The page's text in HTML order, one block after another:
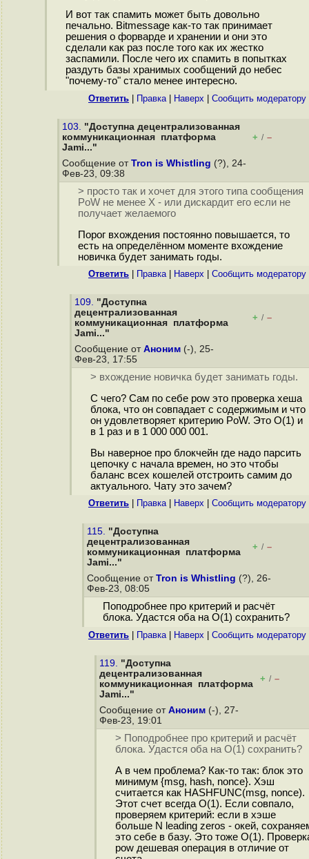
И вот так спамить может быть довольно
печально. Bitmessage как-то так принимает
решения о форварде и хранении и они это
сделали как раз после того как их жестко
заспамили. После чего их спамить в попытках
раздуть базы хранимых сообщений до небес
"почему-то" стало менее интересно.
Ответить Правка| Наверх Cообщить модератору
103. "Доступна децентрализованная
коммуникационная платформа
Jami..."
+ / –
Сообщение от Tron is Whistling (?), 24-
Фев-23, 09:38
> просто так и хочет для этого типа сообщения
PoW не менее X - или дискардит его если не
получает желаемого
Порог вхождения постоянно повышается, то
есть на определённом моменте вхождение
новичка будет занимать годы.
Ответить Правка| Наверх Cообщить модератору
109. "Доступна
децентрализованная
коммуникационная платформа
Jami..."
+ / –
Сообщение от Аноним (-), 25-
Фев-23, 17:55
> вхождение новичка будет занимать годы.
С чего? Сам по себе pow это проверка хеша
блока, что он совпадает с содержимым и что
он удовлетворяет критерию PoW. Это O(1) и
в 1 раз и в 1 000 000 001.
Вы наверное про блокчейн где надо парсить
цепочку с начала времен, но это чтобы
баланс всех кошелей отстроить самим до
актуального. Чату это зачем?
Ответить Правка| Наверх Cообщить модератору
115. "Доступна
децентрализованная
коммуникационная платформа
Jami..."
+ / –
Сообщение от Tron is Whistling (?), 26-
Фев-23, 08:05
Поподробнее про критерий и расчёт
блока. Удастся оба на O(1) сохранить?
Ответить Правка| Наверх Cообщить модератору
119. "Доступна
децентрализованная
коммуникационная платформа
Jami..."
+ / –
Сообщение от Аноним (-), 27-
Фев-23, 19:01
> Поподробнее про критерий и расчёт
блока. Удастся оба на O(1) сохранить?
А в чем проблема? Как-то так: блок это
минимум {msg, hash, nonce}. Хэш
считается как HASHFUNC(msg, nonce).
Этот счет всегда O(1). Если совпало,
проверяем критерий: если в хэше
больше N leading zeros - окей,
это себе в базу. Это тоже O(1).
pow дешевая операция в отличие от